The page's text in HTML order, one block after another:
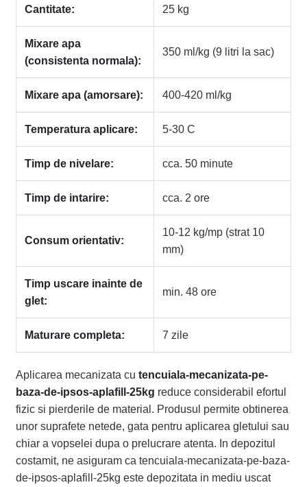
Cantitate: 25 kg
Mixare apa
(consistenta normala):
350 ml/kg (9 litri la sac)
Mixare apa (amorsare): 400-420 ml/kg
Temperatura aplicare: 5-30 C
Timp de nivelare: cca. 50 minute
Timp de intarire: cca. 2 ore
Consum orientativ:
10-12 kg/mp (strat 10
mm)
Timp uscare inainte de
glet:
min. 48 ore
Maturare completa: 7 zile
Aplicarea mecanizata cu tencuiala-mecanizata-pe-
baza-de-ipsos-aplafill-25kg reduce considerabil efortul
fizic si pierderile de material. Produsul permite obtinerea
unor suprafete netede, gata pentru aplicarea gletului sau
chiar a vopselei dupa o prelucrare atenta. In depozitul
costamit, ne asiguram ca tencuiala-mecanizata-pe-baza-
de-ipsos-aplafill-25kg este depozitata in mediu uscat